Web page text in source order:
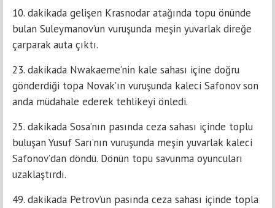
10. dakikada gelişen Krasnodar atağında topu önünde
bulan Suleymanov’un vuruşunda meşin yuvarlak direğe
çarparak auta çıktı.
23. dakikada Nwakaeme’nin kale sahası içine doğru
gönderdiği topa Novak’ın vuruşunda kaleci Safonov son
anda müdahale ederek tehlikeyi önledi.
25. dakikada Sosa’nın pasında ceza sahası içinde toplu
buluşan Yusuf Sarı’nın vuruşunda meşin yuvarlak kaleci
Safonov’dan döndü. Dönün topu savunma oyuncuları
uzaklaştırdı.
49. dakikada Petrov’un pasında ceza sahası içinde topla